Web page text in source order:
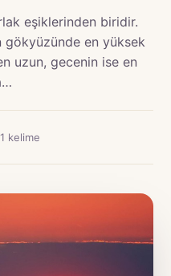
eşiklerinden biridir.
gökyüzünde en yüksek
uzun, gecenin ise en
kelime